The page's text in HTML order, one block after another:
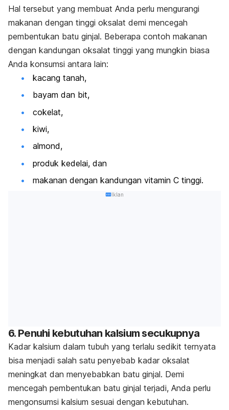
Hal tersebut yang membuat Anda perlu mengurangi
makanan dengan tinggi oksalat demi mencegah
pembentukan batu ginjal. Beberapa contoh makanan
dengan kandungan oksalat tinggi yang mungkin biasa
Anda konsumsi antara lain:
kacang tanah,
bayam dan bit,
cokelat,
kiwi,
almond,
produk kedelai, dan
makanan dengan kandungan vitamin C tinggi.
Iklan
6. Penuhi kebutuhan kalsium secukupnya
Kadar kalsium dalam tubuh yang terlalu sedikit ternyata
bisa menjadi salah satu penyebab kadar oksalat
meningkat dan menyebabkan batu ginjal. Demi
mencegah pembentukan batu ginjal terjadi, Anda perlu
mengonsumsi kalsium sesuai dengan kebutuhan.